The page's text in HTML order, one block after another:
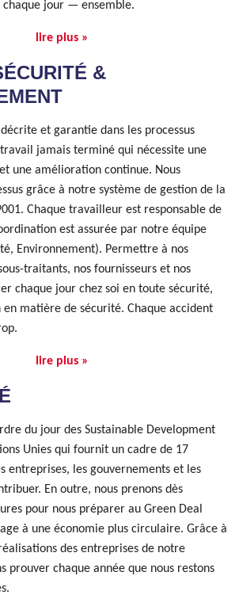
chaque jour — ensemble.
lire plus »
&
et garantie dans les processus
travail jamais terminé qui nécessite une
une amélioration continue. Nous
grâce à notre système de gestion de la
Chaque travailleur est responsable de
est assurée par notre équipe
Environnement). Permettre à nos
traitants, nos fournisseurs et nos
chaque jour chez soi en toute sécurité,
matière de sécurité. Chaque accident
lire plus »
du jour des Sustainable Development
Unies qui fournit un cadre de 17
entreprises, les gouvernements et les
En outre, nous prenons dès
pour nous préparer au Green Deal
à une économie plus circulaire. Grâce à
des entreprises de notre
prouver chaque année que nous restons